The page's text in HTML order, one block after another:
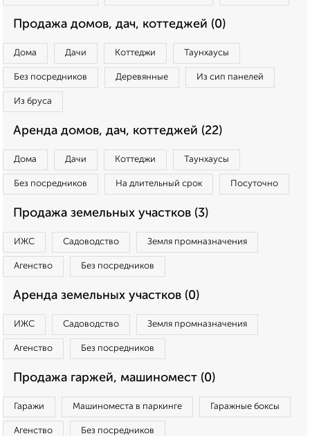
Продажа домов, дач, коттеджей (0)
Дома Дачи Коттеджи Таунхаусы
Без посредников Деревянные Из сип панелей
Из бруса
Аренда домов, дач, коттеджей (22)
Дома Дачи Коттеджи Таунхаусы
Без посредников На длительный срок Посуточно
Продажа земельных участков (3)
ИЖС Садоводство Земля промназначения
Агенство Без посредников
Аренда земельных участков (0)
ИЖС Садоводство Земля промназначения
Агенство Без посредников
Продажа гаржей, машиномест (0)
Гаражи Машиноместа в паркинге Гаражные боксы
Агенство Без посредников